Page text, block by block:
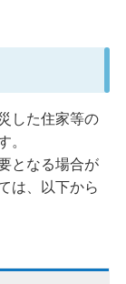
した住家等の
。
となる場合が
は、以下から